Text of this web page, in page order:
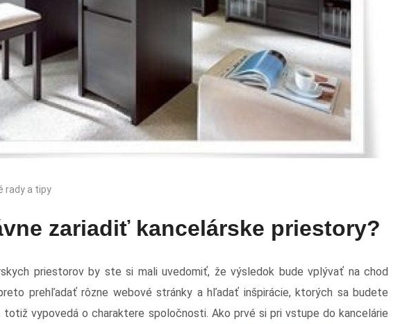
rady a tipy
zariadiť kancelárske priestory?
priestorov by ste si mali uvedomiť, že výsledok bude vplývať na chod
prehľadať rôzne webové stránky a hľadať inšpirácie, ktorých sa budete
totiž vypovedá o charaktere spoločnosti. Ako prvé si pri vstupe do kancelárie